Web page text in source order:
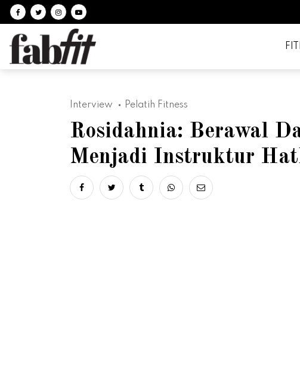
Follow on facebook
Follow on Twitter
Follow on Instagram
Follow on Youtube
Interview Pelatih Fitness
Rosidahnia: Berawal
Menjadi Instruktur
Share on facebook
Share on twitter
Share on tumblr
Share via whatsapp
Share via email